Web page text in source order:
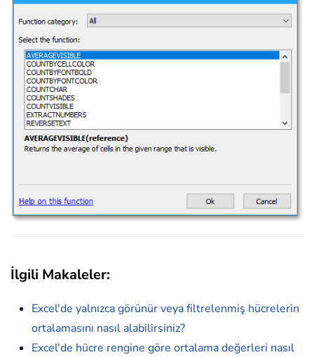
İlgili Makaleler:
Excel'de yalnızca görünür veya filtrelenmiş hücrelerin
ortalamasını nasıl alabilirsiniz?
Excel'de hücre rengine göre ortalama değerleri nasıl